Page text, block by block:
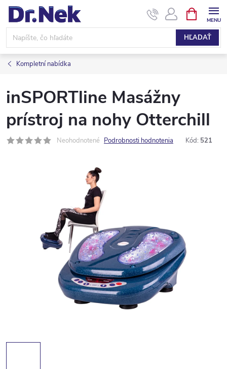
Prejsť
obsah
HĽADAŤ
KOŠÍK
Kompletní nabídka
inSPORTline Masážny
prístroj na nohy Otterchill
Neohodnotené Podrobnosti hodnotenia Kód: 521